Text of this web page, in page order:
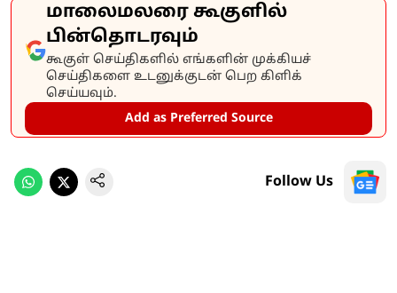
மாலைமலரை கூகுளில்
பின்தொடரவும்
கூகுள் செய்திகளில் எங்களின் முக்கியச்
செய்திகளை உடனுக்குடன் பெற கிளிக்
செய்யவும்.
Add as Preferred Source
Follow Us